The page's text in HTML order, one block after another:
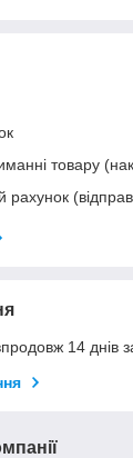
товару
14 днів